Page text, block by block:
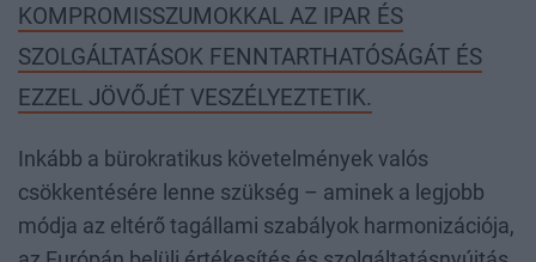
KOMPROMISSZUMOKKAL AZ IPAR ÉS
SZOLGÁLTATÁSOK FENNTARTHATÓSÁGÁT ÉS
EZZEL JÖVŐJÉT VESZÉLYEZTETIK.
Inkább a bürokratikus követelmények valós
csökkentésére lenne szükség – aminek a legjobb
módja az eltérő tagállami szabályok harmonizációja,